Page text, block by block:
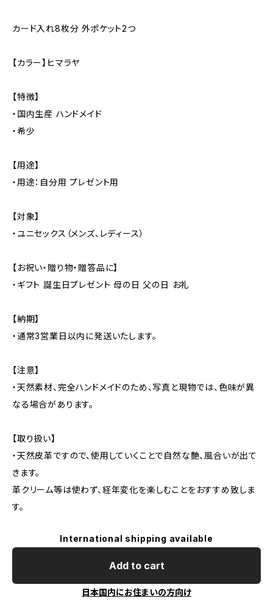
カード入れ8枚分 外ポケット2つ
【カラー】ヒマラヤ
【特徴】
・国内生産 ハンドメイド
・希少
【用途】
・用途：自分用 プレゼント用
【対象】
・ユニセックス（メンズ、レディース）
【お祝い・贈り物・贈答品に】
・ギフト 誕生日プレゼント 母の日 父の日 お礼
【納期】
・通常3営業日以内に発送いたします。
【注意】
・天然素材、完全ハンドメイドのため、写真と現物では、色味が異
なる場合があります。
【取り扱い】
・天然皮革ですので、使用していくことで自然な艶、風合いが出て
きます。
革クリーム等は使わず、経年変化を楽しむことをおすすめ致しま
す。
International shipping available
Add to cart
日本国内にお住まいの方向け